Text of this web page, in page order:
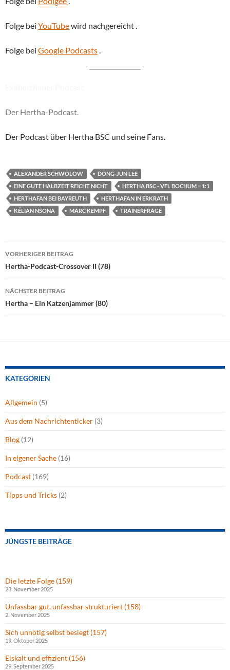
Folge bei YouTubewird nachgereicht .
Folge bei Google Podcasts.
Der Hertha-Podcast.
Der Podcast über Hertha BSC und seine Fans.
ALEXANDER SCHWOLOW
DONG-JUN LEE
EINE GUTE HALBZEIT REICHT NICHT
HERTHA BSC - VFL BOCHUM = 1:1
HERTHAFAN BEI BAYREUTH
HERTHAFAN IN ERKRATH
KÉLIAN NSONA
MARC KEMPF TRAINERFRAGE
Beitragsnavigation
VORHERIGER BEITRAG
Hertha-Podcast-Crossover II (78)
NÄCHSTER BEITRAG
Hertha – Ein Katzenjammer (80)
KATEGORIEN
Allgemein (5)
Aus dem Nachrichtenticker (3)
Blog (12)
In eigener Sache (16)
Podcast (169)
Tipps und Tricks (2)
JÜNGSTE BEITRÄGE
Die letzte Folge (159)
23. November 2025
Unfassbar gut, unfassbar strukturiert (158)
2. November 2025
Sich unnötig selbst besiegt (157)
19. Oktober 2025
Eiskalt und effizient (156)
29. September 2025